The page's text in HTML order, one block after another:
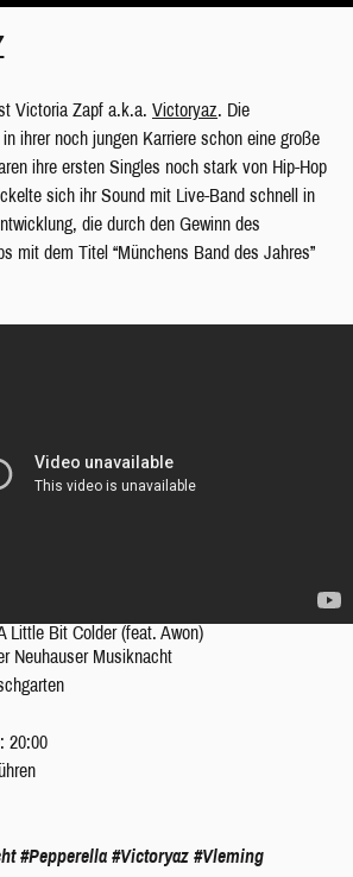
Victoria Zapf a.k.a. Victoryaz. Die
ihrer noch jungen Karriere schon eine große
ihre ersten Singles noch stark von Hip-Hop
sich ihr Sound mit Live-Band schnell in
die durch den Gewinn des
mit dem Titel “Münchens Band des Jahres”
Little Bit Colder (feat. Awon)
Neuhauser Musiknacht
20:00
#Pepperella #Victoryaz #Vleming